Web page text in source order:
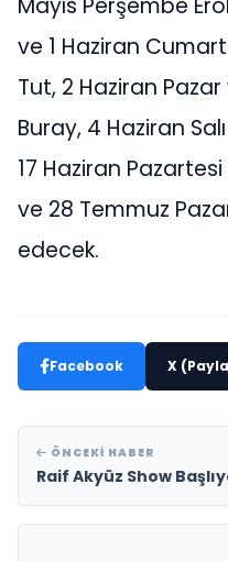
ve 1 Haziran
Tut, 2 Haziran
Buray, 4 Haziran
17 Haziran
ve 28 Temmuz
edecek.
Facebook X
ÖNCEKI HABER
Raif Akyüz Show